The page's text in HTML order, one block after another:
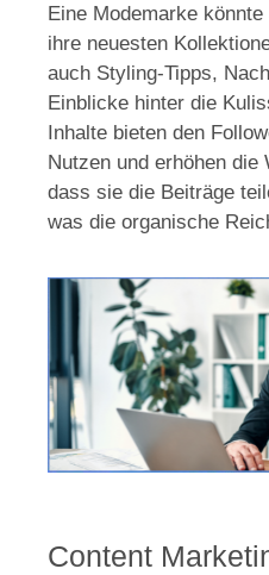
Eine Modemarke
ihre neuesten
auch Styling-Tipps,
Einblicke hinter die
Inhalte bieten den
Nutzen und erhöhen die
dass sie die Beiträge
was die organische
Content